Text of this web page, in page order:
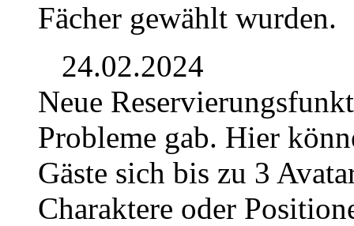
Fächer gewählt wurden.
24.02.2024
Neue
Probleme gab. Hier
Gäste sich bis zu 3
Charaktere oder